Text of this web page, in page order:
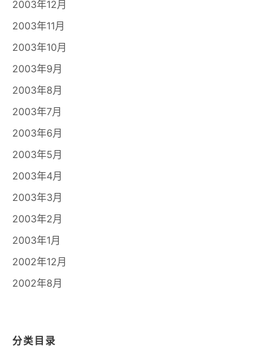
2003年12月
2003年11月
2003年10月
2003年9月
2003年8月
2003年7月
2003年6月
2003年5月
2003年4月
2003年3月
2003年2月
2003年1月
2002年12月
2002年8月
分类目录